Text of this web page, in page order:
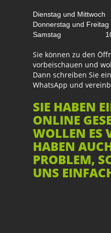
Dienstag und Mittwoch
Donnerstag und Freitag
Samstag
Sie können zu den
vorbeischauen und
Dann schreiben Sie
WhatsApp und
SIE HABEN
ONLINE
WOLLEN ES
HABEN
PROBLEM,
UNS